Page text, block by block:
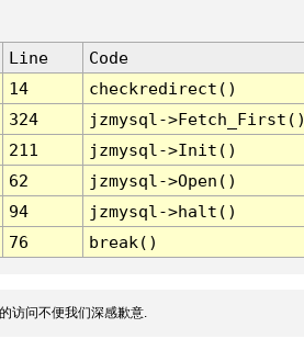
Line
Code
14
checkredirect()
324
jzmysql-
211
jzmysql->Init()
62
jzmysql->Open()
94
jzmysql->halt()
76 break()
访问不便我们深感歉意.